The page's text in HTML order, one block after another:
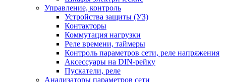
Управление, контроль
Устройства защиты (УЗ)
Контакторы
Коммутация нагрузки
Реле времени, таймеры
Контроль параметров сети, реле напряжения
Аксессуары на DIN-рейку
Пускатели, реле
Анализаторы параметров сети